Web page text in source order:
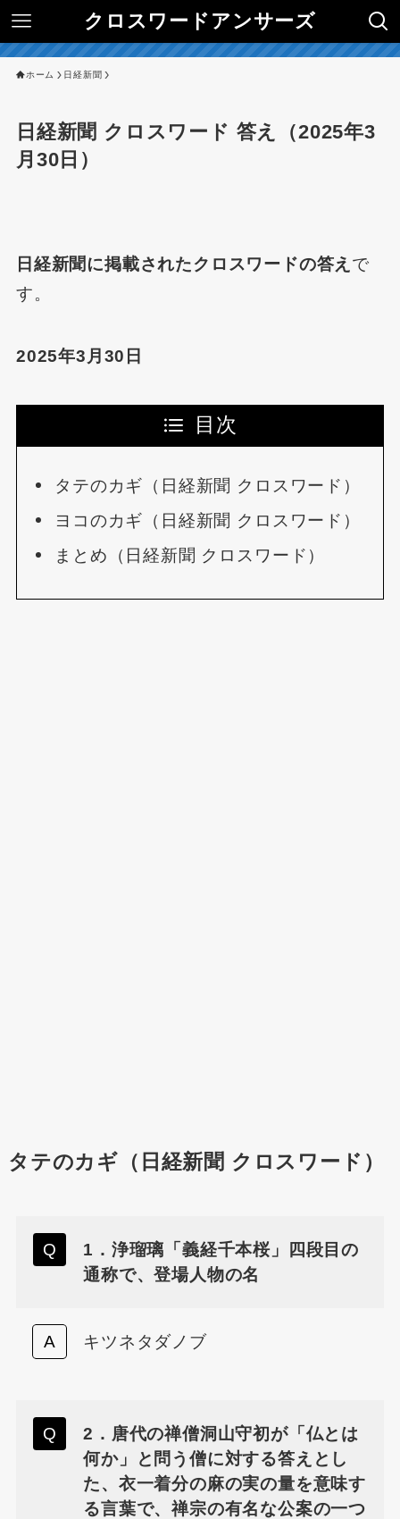
クロスワードアンサーズ
ホーム 日経新聞
日経新聞 クロスワード 答え（2025年3
月30日）
日経新聞に掲載されたクロスワードの答え で
す。
2025年3月30日
目次
タテのカギ（日経新聞 クロスワード）
ヨコのカギ（日経新聞 クロスワード）
まとめ（日経新聞 クロスワード）
タテのカギ（日経新聞 クロスワード）
1．浄瑠璃「義経千本桜」四段目の
通称で、登場人物の名
キツネタダノブ
2．唐代の禅僧洞山守初が「仏とは
何か」と問う僧に対する答えとし
た、衣一着分の麻の実の量を意味す
る言葉で、禅宗の有名な公案の一つ